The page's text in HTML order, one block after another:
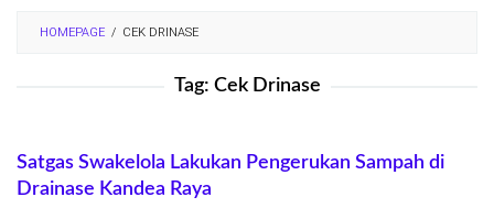
HOMEPAGE / CEK DRINASE
Tag: Cek Drinase
Satgas Swakelola Lakukan Pengerukan Sampah di
Drainase Kandea Raya